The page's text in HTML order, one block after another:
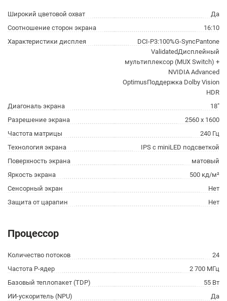
Широкий цветовой охват
Да
Соотношение сторон экрана
16:10
Характеристики дисплея
DCI-P3:100%G-SyncPantone
ValidatedДисплейный
мультиплексор (MUX Switch) +
NVIDIA Advanced
OptimusПоддержка Dolby Vision
HDR
Диагональ экрана
18"
Разрешение экрана
2560 x 1600
Частота матрицы
240 Гц
Технология экрана
IPS с miniLED подсветкой
Поверхность экрана
матовый
Яркость экрана
500 кд/м²
Сенсорный экран
Нет
Защита от царапин
Нет
Процессор
Количество потоков
24
Частота P-ядер
2 700 МГц
Базовый теплопакет (TDP)
55 Вт
ИИ-ускоритель (NPU)
Да